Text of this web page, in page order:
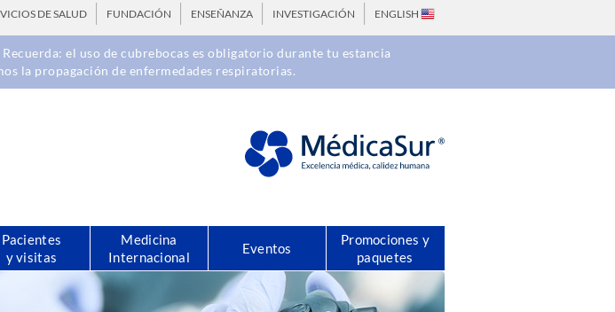
DE SALUD FUNDACIÓN ENSEÑANZA INVESTIGACIÓN ENGLISH
Recuerda: el uso de cubrebocas es obligatorio durante tu estancia
la propagación de enfermedades respiratorias.
Pacientes
y visitas
Medicina
Internacional
Eventos
Promociones y
paquetes